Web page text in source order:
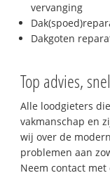
vervanging
Dakgoten
Top advies,
Alle loodgieters
vakmanschap en
wij over de
problemen aan
Neem contact